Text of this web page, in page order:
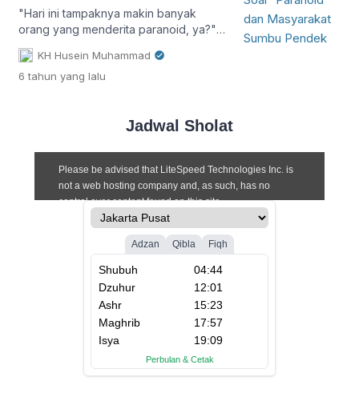
"Hari ini tampaknya makin banyak
orang yang menderita paranoid, ya?"
kataku. Dia tertawa, dan Kami tertawa-
tawa bersama.
KH Husein Muhammad
6 tahun yang lalu
Jadwal Sholat